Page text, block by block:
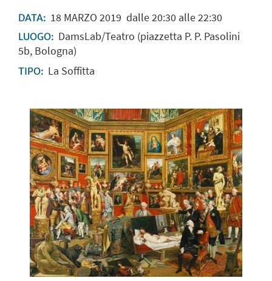
DATA: 18MARZO 2019 dalle 20:30 alle 22:30
LUOGO: DamsLab/Teatro (piazzetta P. P. Pasolini
5b, Bologna)
TIPO: La Soffitta